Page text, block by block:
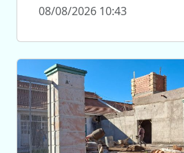
08/08/2026 10:43